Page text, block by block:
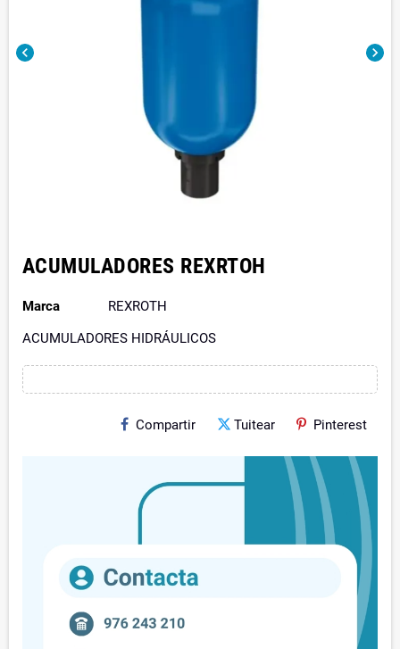
chevron_left chevron_right
ACUMULADORES REXRTOH
Marca
REXROTH
ACUMULADORES HIDRÁULICOS
Compartir Tuitear Pinterest